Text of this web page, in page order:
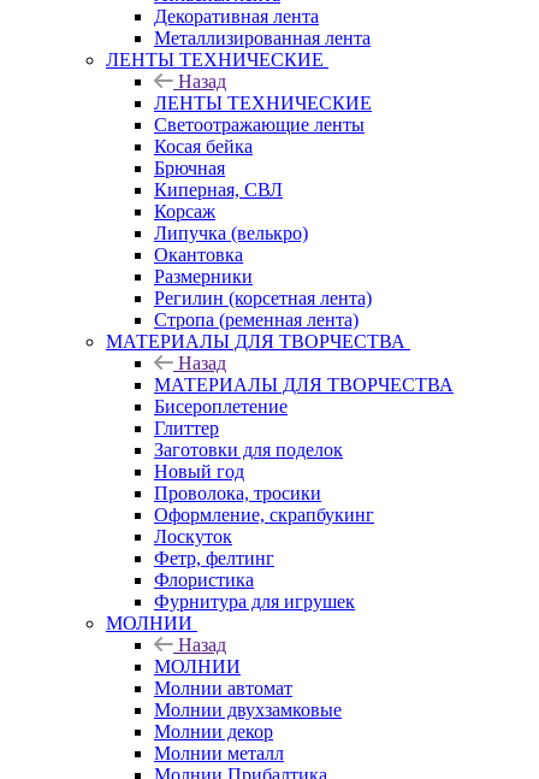
Декоративная лента
Металлизированная лента
ЛЕНТЫ ТЕХНИЧЕСКИЕ
Назад
ЛЕНТЫ ТЕХНИЧЕСКИЕ
Светоотражающие ленты
Косая бейка
Брючная
Киперная, СВЛ
Корсаж
Липучка (велькро)
Окантовка
Размерники
Регилин (корсетная лента)
Стропа (ременная лента)
МАТЕРИАЛЫ ДЛЯ ТВОРЧЕСТВА
Назад
МАТЕРИАЛЫ ДЛЯ ТВОРЧЕСТВА
Бисероплетение
Глиттер
Заготовки для поделок
Новый год
Проволока, тросики
Оформление, скрапбукинг
Лоскуток
Фетр, фелтинг
Флористика
Фурнитура для игрушек
МОЛНИИ
Назад
МОЛНИИ
Молнии автомат
Молнии двухзамковые
Молнии декор
Молнии металл
Молнии Прибалтика